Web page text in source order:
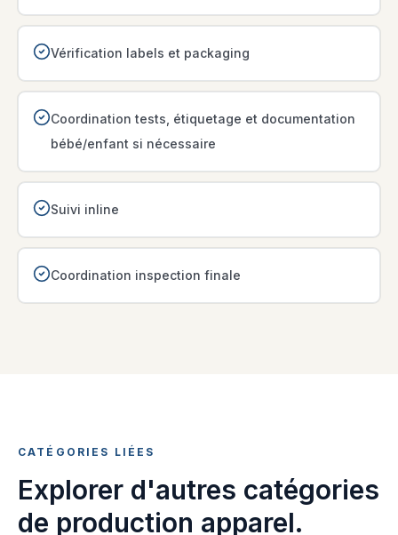
Vérification labels et packaging
Coordination tests, étiquetage et documentation
bébé/enfant si nécessaire
Suivi inline
Coordination inspection finale
CATÉGORIES LIÉES
Explorer d'autres catégories
de production apparel.